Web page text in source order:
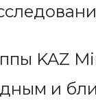
KAZ
и